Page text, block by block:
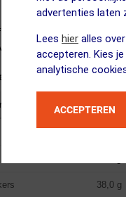
advertenties laten
Lees hier alles
accepteren. Kies
analytische
ACCEPTEREN
natuurlijke
Per 100g poeder
1610 kJ (380 kcal)
38,0 g